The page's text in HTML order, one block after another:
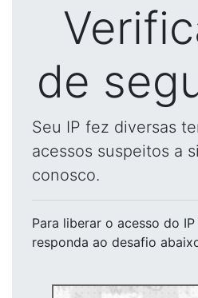
de
Seu IP fez diversas
acessos suspeitos a
conosco.
Para liberar o acesso do IP
responda ao desafio